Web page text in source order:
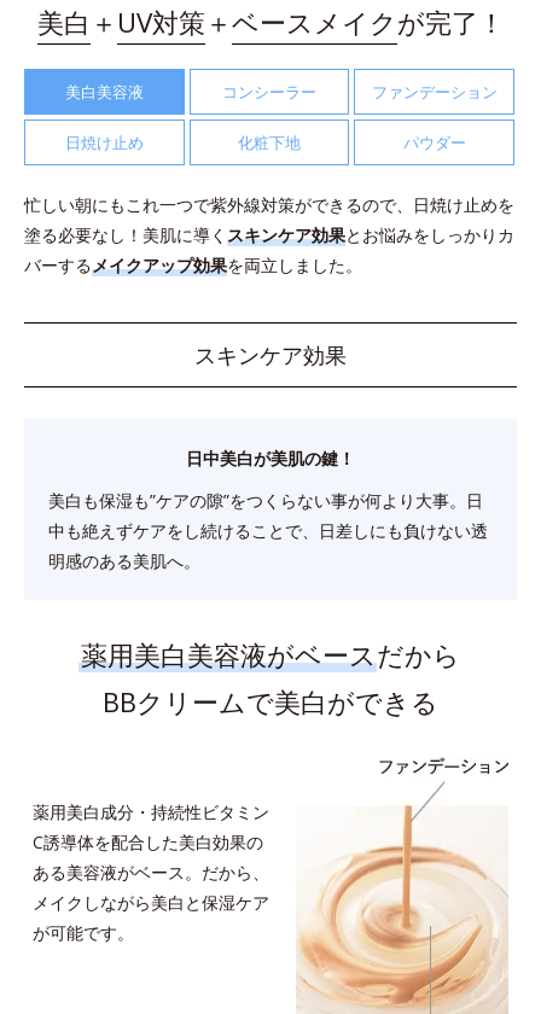
美白 ＋ UV対策＋ベースメイクが完了！
美白美容液 コンシーラー ファンデーション
日焼け止め 化粧下地 パウダー
忙しい朝にもこれ一つで紫外線対策ができるので、日焼け止めを
塗る必要なし！ 美肌に導く スキンケア効果とお悩みをしっかりカ
バーするメイクアップ効果を両立しました。
スキンケア効果
日中美白が美肌の鍵！
美白も保湿も”ケアの隙”をつくらない事が何より大事。 日
中も絶えずケアをし続けることで、日差しにも負けない透
明感のある美肌へ。
薬用美白美容液がベースだから
BBクリームで美白ができる
薬用美白成分・持続性ビタミン
C誘導体を配合した美白効果の
ある美容液がベース。だから、
メイクしながら美白と保湿ケア
が可能です。